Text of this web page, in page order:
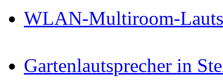
WLAN-Multiroom-
Gartenlautsprecher in